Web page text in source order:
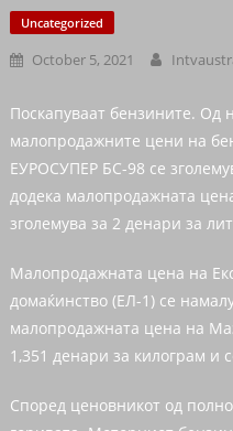
Uncategorized
October 5, 2021
Поскапуваат бензините. Од
малопродажните цени на
ЕУРОСУПЕР БС-98 се
додека малопродажната
зголемува за 2 денари за
Малопродажната цена на
домаќинство (ЕЛ-1) се
малопродажната цена на
1,351 денари за килограм и
Според ценовникот од